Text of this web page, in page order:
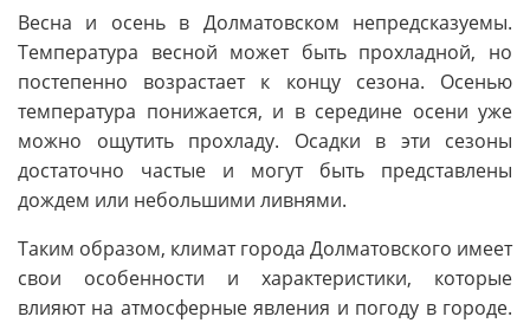
Весна и осень в Долматовском непредсказуемы.
Температура весной может быть прохладной, но
постепенно возрастает к концу сезона. Осенью
температура понижается, и в середине осени уже
можно ощутить прохладу. Осадки в эти сезоны
достаточно частые и могут быть представлены
дождем или небольшими ливнями.
Таким образом, климат города Долматовского имеет
свои особенности и характеристики, которые
влияют на атмосферные явления и погоду в городе.